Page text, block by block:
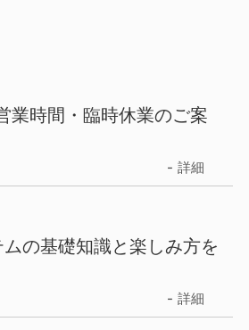
業時間・臨時休業のご案
詳細
の基礎知識と楽しみ方を
詳細